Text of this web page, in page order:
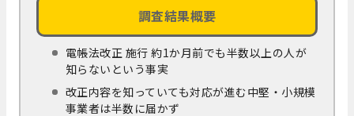
調査結果概要
電帳法改正 施行 約1か月前でも半数以上の人が
知らないという事実
改正内容を知っていても対応が進む中堅・小規模
事業者は半数に届かず